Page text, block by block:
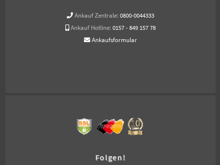
Ankauf Zentrale: 0800-0044333
Ankauf Hotline: 0157 - 849 157 78
Ankaufsformular
Folgen!